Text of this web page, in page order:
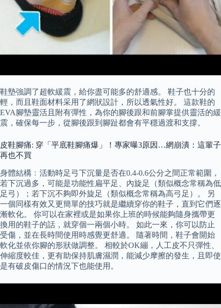
鞋墊強調了超軟緩震，給你盡可能多的舒適感。 鞋子也十分的
輕，而且鞋面材料采用了網狀設計，所以透氣性好。 這款鞋的
EVA腳墊靈活且附有彈性，為你的腳後跟和前腳掌提供靈活的緩
震，確保每一步，從腳後跟到腳趾都會有平穩過渡和支撐。
皮鞋腳痛: 穿「平底鞋腳痛爆」！專家曝3原因…網崩潰：這輩子
再也不買
身體結構﹕活動時足弓下沉量是否在0.4-0.6公分之間正常範圍，
若下沉過多，可能是功能性扁平足、內旋足（類似概念常稱為低
足弓）；若下沉不夠即外旋足（類似概念常稱為高弓足）。 另
一個同樣有效又更簡單的技巧就是繼續穿你的鞋子，直到它們逐
漸軟化。 你可以在家裡或是如果你上班的時候能夠隨身攜帶更
換用的鞋子的話，就穿個一兩個小時。 如此一來，你可以防止
受傷，並在長時間使用時感覺更舒適。 隨著時間，鞋子會開始
軟化並依你腳的形狀做調整。 相較於OK繃，人工皮不只彈性、
伸縮度較佳，更有助保持肌膚濕潤，能減少摩擦的發生，且即使
是有破皮傷口的情況下也能使用。